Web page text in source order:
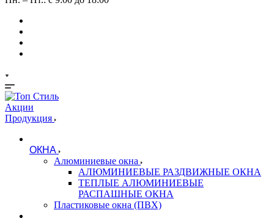
Акции
Продукция
ОКНА
Алюминиевые окна
АЛЮМИНИЕВЫЕ РАЗДВИЖНЫЕ ОКНА
ТЕПЛЫЕ АЛЮМИНИЕВЫЕ
РАСПАШНЫЕ ОКНА
Пластиковые окна (ПВХ)